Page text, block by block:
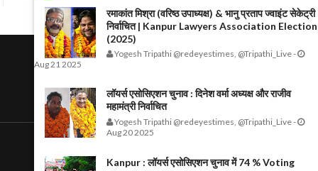
रमाकांत मिश्रा (वरिष्ठ उपाध्यक्ष) & भानु प्रताप ज्वाइंट सेकेट्री
निर्वाचित | Kanpur Lawyers Association Election
(2025)
Yogesh Tripathi @redeyestimes, @Tripathi_Live-
Aug 21 2025
लॉयर्स एसोसिएशन चुनाव : दिनेश वर्मा अध्यक्ष और राजीव
महामंत्री निर्वाचित
Yogesh Tripathi @redeyestimes, @Tripathi_Live-
Aug 20 2025
Kanpur : लॉयर्स एसोसिएशन चुनाव में 74 % Voting